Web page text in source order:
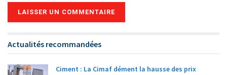
Actualités recommandées
Ciment : La Cimaf dément la hausse des prix